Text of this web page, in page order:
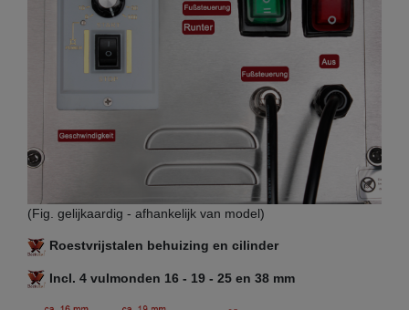
(Fig. gelijkaardig - afhankelijk van model)
Roestvrijstalen behuizing en cilinder
Incl. 4 vulmonden 16 - 19 - 25 en 38 mm